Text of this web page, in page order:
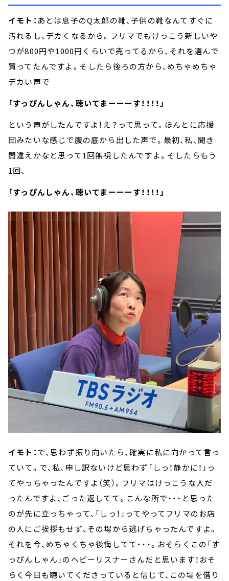
イモト： あとは息子のQ太郎の靴、子供の靴なんてすぐに
汚れるし、デカくなるから。フリマでもけっこう新しいや
つが800円や1000円くらいで売ってるから、それを選んで
買ってたんですよ。そしたら後ろの方から、めちゃめちゃ
デカい声で
「すっぴんしゃん、聴いてまーーーす！！！！」
という声がしたんですよ！え？って思って。ほんとに応援
団みたいな感じで腹の底から出した声で。最初、私、聞き
間違えかなと思って1回無視したんですよ。そしたらもう
1回、
「すっぴんしゃん、聴いてまーーーす！！！！」
イモト：で、思わず振り向いたら、確実に私に向かって言っ
ていて。で、私、申し訳ないけど思わず「しっ！静かに！」っ
てやっちゃったんですよ（笑）。フリマはけっこうな人だ
ったんですよ、ごった返してて。こんな所で・・・と思った
のが先に立っちゃって、「しっ！」ってやってフリマのお店
の人にご挨拶もせず、その場から逃げちゃったんですよ。
それを今、めちゃくちゃ後悔してて・・・。おそらくこの「す
っぴんしゃん」のヘビーリスナーさんだと思います！おそ
らく今日も聴いてくださっていると信じて、この場を借り